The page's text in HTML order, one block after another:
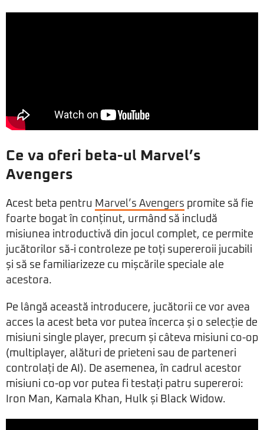
Ce va oferi beta-ul Marvel’s
Avengers
Acest beta pentru Marvel’s Avengers promite să fie
foarte bogat în conținut, urmând să includă
misiunea introductivă din jocul complet, ce permite
jucătorilor să-i controleze pe toți supereroii jucabili
și să se familiarizeze cu mișcările speciale ale
acestora.
Pe lângă această introducere, jucătorii ce vor avea
acces la acest beta vor putea încerca și o selecție de
misiuni single player, precum și câteva misiuni co-op
(multiplayer, alături de prieteni sau de parteneri
controlați de AI). De asemenea, în cadrul acestor
misiuni co-op vor putea fi testați patru supereroi:
Iron Man, Kamala Khan, Hulk și Black Widow.